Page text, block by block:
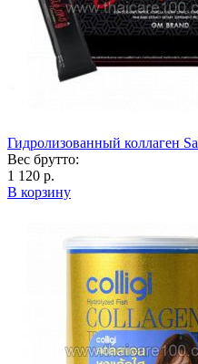
Гидролизованный коллаген
Вес брутто:
1 120 р.
В корзину